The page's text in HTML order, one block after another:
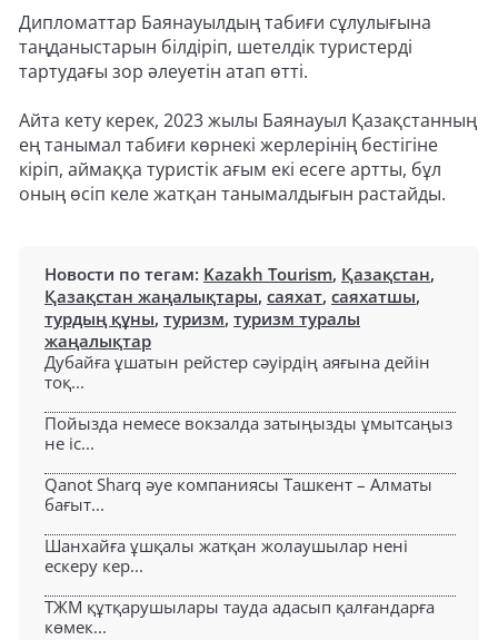
Дипломаттар Баянауылдың табиғи сұлулығына
таңданыстарын білдіріп, шетелдік туристерді
тартудағы зор әлеуетін атап өтті.
Айта кету керек, 2023 жылы Баянауыл Қазақстанның
ең танымал табиғи көрнекі жерлерінің бестігіне
кіріп, аймаққа туристік ағым екі есеге артты, бұл
оның өсіп келе жатқан танымалдығын растайды.
Новости по тегам: Kazakh Tourism, Қазақстан,
Қазақстан жаңалықтары, саяхат, саяхатшы,
турдың құны, туризм, туризм туралы
жаңалықтар
Дубайға ұшатын рейстер сәуірдің аяғына дейін
тоқ...
Пойызда немесе вокзалда затыңызды ұмытсаңыз
не іс...
Qanot Sharq әуе компаниясы Ташкент – Алматы
бағыт...
Шанхайға ұшқалы жатқан жолаушылар нені
ескеру кер...
ТЖМ құтқарушылары тауда адасып қалғандарға
көмек...